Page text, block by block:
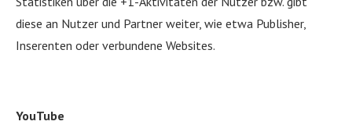
diese an Nutzer und Partner weiter, wie etwa Publisher,
Inserenten oder verbundene Websites.
YouTube